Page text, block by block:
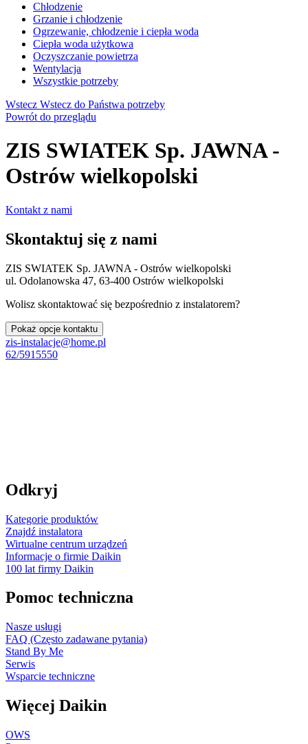
Chłodzenie
Grzanie i chłodzenie
Ogrzewanie, chłodzenie i ciepła woda
Ciepła woda użytkowa
Oczyszczanie powietrza
Wentylacja
Wszystkie potrzeby
Wstecz Wstecz do Państwa potrzeby
Powrót do przeglądu
ZIS SWIATEK Sp. JAWNA -
Ostrów wielkopolski
Kontakt z nami
Skontaktuj się z nami
ZIS SWIATEK Sp. JAWNA - Ostrów wielkopolski
ul. Odolanowska 47, 63-400 Ostrów wielkopolski
Wolisz skontaktować się bezpośrednio z instalatorem?
Pokaż opcje kontaktu
zis-instalacje@home.pl
62/5915550
Odkryj
Kategorie produktów
Znajdź instalatora
Wirtualne centrum urządzeń
Informacje o firmie Daikin
100 lat firmy Daikin
Pomoc techniczna
Nasze usługi
FAQ (Często zadawane pytania)
Stand By Me
Serwis
Wsparcie techniczne
Więcej Daikin
OWS